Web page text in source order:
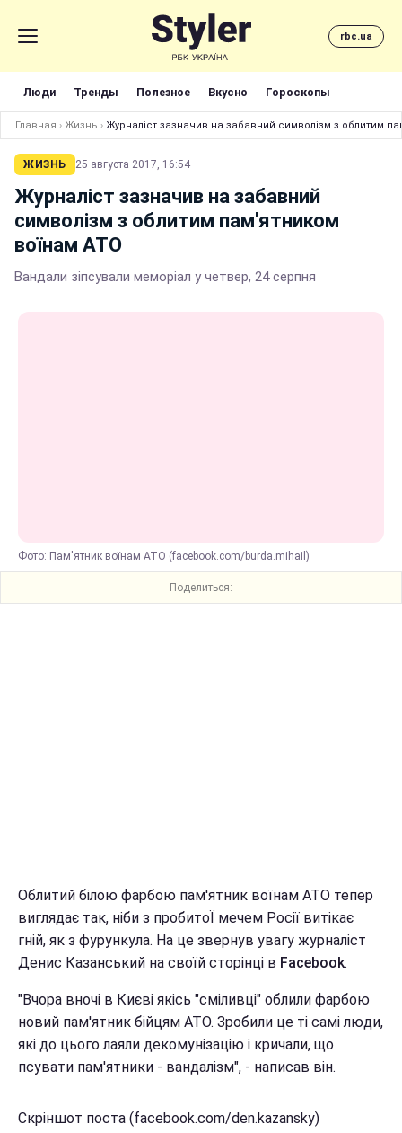
rbc.ua
Люди Тренды Полезное Вкусно Гороскопы
Главная › Жизнь › Журналіст зазначив на забавний символізм з облитим
ЖИЗНЬ 25 августа 2017, 16:54
Журналіст зазначив на забавний
символізм з облитим пам'ятником
воїнам АТО
Вандали зіпсували меморіал у четвер, 24 серпня
Фото: Пам'ятник воїнам АТО (facebook.com/burda.mihail)
Поделиться:
Облитий білою фарбою пам'ятник воїнам АТО тепер
виглядає так, ніби з пробитоЇ мечем Росії витікає
гній, як з фурункула. На це звернув увагу журналіст
Денис Казанський на своїй сторінці в Facebook.
"Вчора вночі в Києві якісь "сміливці" облили фарбою
новий пам'ятник бійцям АТО. Зробили це ті самі люди,
які до цього лаяли декомунізацію і кричали, що
псувати пам'ятники - вандалізм", - написав він.
Скріншот поста (facebook.com/den.kazansky)